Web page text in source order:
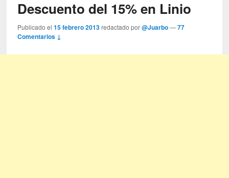
Descuento del 15% en Linio
Publicado el15 febrero 2013 redactado por@Juarbo —77
Comentarios ↓